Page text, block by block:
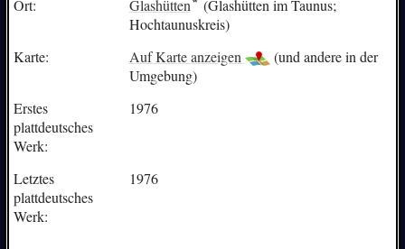
Ort:
Glashütten
(Glashütten im Taunus;
Hochtaunuskreis)
Karte:
Auf Karte anzeigen
(und andere in der
Umgebung)
Erstes
plattdeutsches
Werk:
1976
Letztes
plattdeutsches
Werk:
1976